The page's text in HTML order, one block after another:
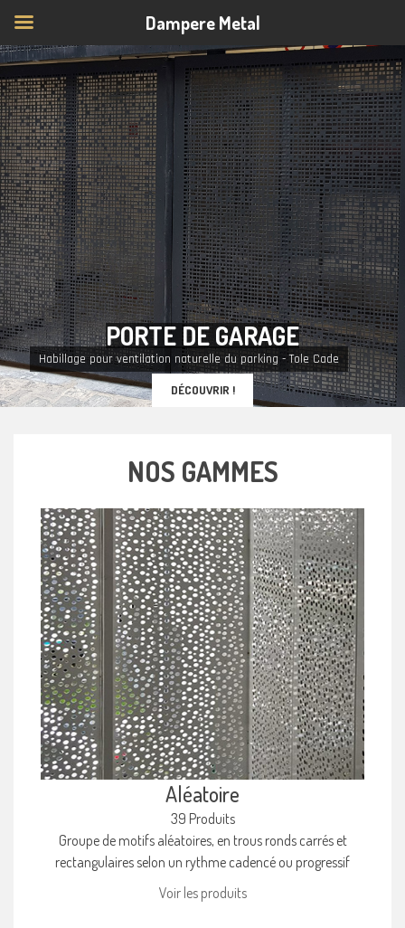
PORTEDEGARAGE
DÉCOUVRIR !
Habillage pour ventilation naturelle du parking - Tole Cade
NOS GAMMES
Aléatoire
39 Produits
Groupe de motifs aléatoires, en trous ronds carrés et
rectangulaires selon un rythme cadencé ou progressif
Voir les produits
Dampere Metal